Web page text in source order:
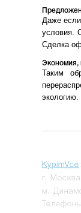
Даже
условия.
Сделка
Экономия,
Таким
экологию.
KypimVce:
г.
Москва
м.